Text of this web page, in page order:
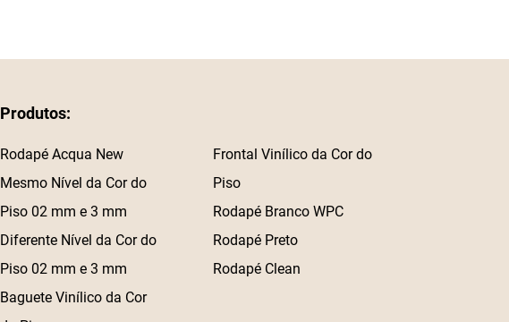
Produtos:
Rodapé Acqua New
Mesmo Nível da Cor do
Piso 02 mm e 3 mm
Diferente Nível da Cor do
Piso 02 mm e 3 mm
Baguete Vinílico da Cor
Frontal Vinílico da Cor do
Piso
Rodapé Branco WPC
Rodapé Preto
Rodapé Clean